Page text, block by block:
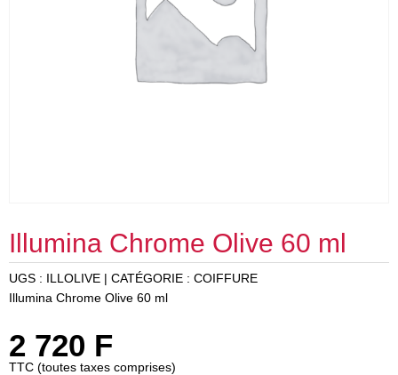
Illumina Chrome Olive 60 ml
UGS : ILLOLIVE CATÉGORIE : COIFFURE
Illumina Chrome Olive 60 ml
2 720 F
TTC (toutes taxes comprises)